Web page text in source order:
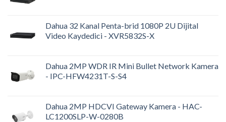
Dahua 32 Kanal Penta-brid 1080P 2U Dijital
Video Kaydedici - XVR5832S-X
Dahua 2MP WDR IR Mini Bullet Network Kamera
- IPC-HFW4231T-S-S4
Dahua 2MP HDCVI Gateway Kamera - HAC-
LC1200SLP-W-0280B